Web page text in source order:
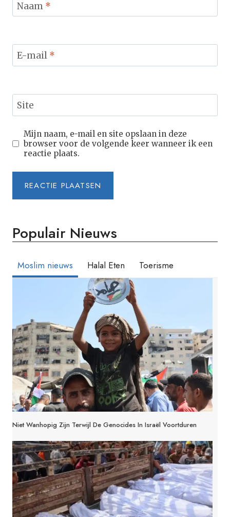
Naam *
E-mail *
Site
Mijn naam, e-mail en site opslaan in deze
browser voor de volgende keer wanneer ik een
reactie plaats.
Populair Nieuws
Moslim nieuws Halal Eten Toerisme
Niet Wanhopig Zijn Terwijl De Genocides In Israël Voortduren